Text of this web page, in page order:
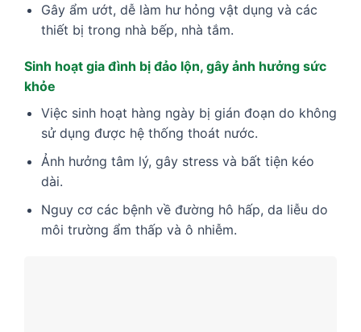
Gây ẩm ướt, dễ làm hư hỏng vật dụng và các
thiết bị trong nhà bếp, nhà tắm.
Sinh hoạt gia đình bị đảo lộn, gây ảnh hưởng sức
khỏe
Việc sinh hoạt hàng ngày bị gián đoạn do không
sử dụng được hệ thống thoát nước.
Ảnh hưởng tâm lý, gây stress và bất tiện kéo
dài.
Nguy cơ các bệnh về đường hô hấp, da liễu do
môi trường ẩm thấp và ô nhiễm.